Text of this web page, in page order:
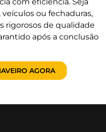
ou fechaduras,
rigorosos de qualidade
após a conclusão
AGORA